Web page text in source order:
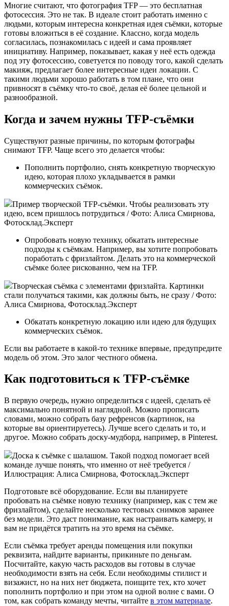
Многие считают, что фотография TFP — это бесплатная
фотосессия. Это не так. В идеале стоит работать именно с
людьми, которым интересна конкретная идея съёмки, которые
готовы вложиться в её создание. Классно, когда модель
согласилась, познакомилась с идеей и сама проявляет
инициативу. Например, показывает, какая у неё есть одежда
под эту фотосессию, советуется по поводу того, какой сделать
макияж, предлагает более интересные идеи локации. С
такими людьми хорошо работать в том плане, что они
привносят в съёмку что-то своё, делая её более цельной и
разнообразной.
Когда и зачем нужны TFP-съёмки
Существуют разные причины, по которым фотографы
снимают TFP. Чаще всего это делается чтобы:
Пополнить портфолио, снять конкретную творческую
идею, которая плохо укладывается в рамки
коммерческих съёмок.
Пример творческой TFP-съёмки. Чтобы реализовать эту
идею, всем пришлось потрудиться / Фото: Алиса Смирнова,
Фотосклад.Эксперт
Опробовать новую технику, обкатать интересные
подходы к съёмкам. Например, вы хотите попробовать
поработать с фризлайтом. Делать это на коммерческой
съёмке более рискованно, чем на TFP.
Творческая съёмка с элементами фризлайта. Картинки
стали получаться такими, как должны быть, не сразу / Фото:
Алиса Смирнова, Фотосклад.Эксперт
Обкатать конкретную локацию или идею для будущих
коммерческих съёмок.
Если вы работаете в какой-то технике впервые, предупредите
модель об этом. Это залог честного обмена.
Как подготовиться к TFP-съёмке
В первую очередь, нужно определиться с идеей, сделать её
максимально понятной и наглядной. Можно прописать
словами, можно собрать базу рефренсов (картинок, на
которые вы ориентируетесь). Лучше всего сделать и то, и
другое. Можно собрать доску-мудборд, например, в Pinterest.
Доска к съёмке с шалашом. Такой подход помогает всей
команде лучше понять, что именно от неё требуется /
Иллюстрация: Алиса Смирнова, Фотосклад.Эксперт
Подготовьте всё оборудование. Если вы планируете
пробовать на съёмке новую технику (например, как с тем же
фризлайтом), сделайте несколько тестовых снимков заранее
без модели. Это даст понимание, как настраивать камеру, и
вам не придётся тратить на это время на съёмке.
Если съёмка требует аренды помещения или покупки
реквизита, найдите варианты, прикиньте по деньгам.
Посчитайте, какую часть расходов вы готовы в случае
необходимости взять на себя. Если необходимы стилист и
визажист, но на них нет бюджета, поищите тех, кто хочет
пополнить портфолио и при этом на одной волне с вами. О
том, как собрать команду мечты, читайте в этом материале.